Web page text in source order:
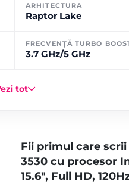
ARHITECTURA
Raptor Lake
FRECVENȚĂ TURBO
3.7 GHz/5 GHz
tot
Fii primul care
3530 cu procesor
15.6″, Full HD,